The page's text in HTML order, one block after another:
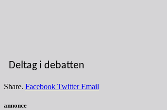
Deltag i debatten
Share. Facebook Twitter Email
annonce